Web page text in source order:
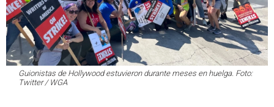
Guionistas de Hollywood estuvieron durante meses en huelga. Foto:
Twitter / WGA